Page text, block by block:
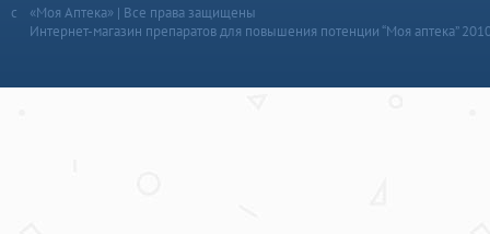
«Моя Аптека» | Все права защищены
Интернет-магазин препаратов для повышения потенции “Моя аптека”